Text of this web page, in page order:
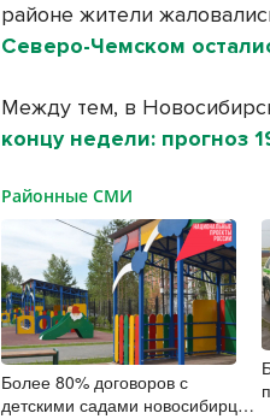
районе жители
Северо-Чемском
Между тем, в
концу недели: прогноз
Районные СМИ
Более 80% договоров с
детскими садами новосибирцы